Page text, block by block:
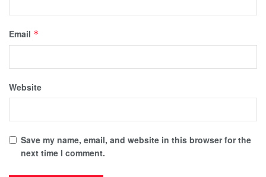
Email *
Website
Save my name, email, and website in this browser for the
next time I comment.